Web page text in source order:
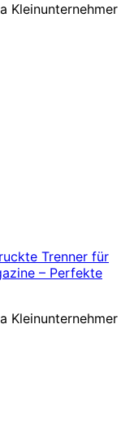
Kleinunternehmer
Trenner für
– Perfekte
Kleinunternehmer